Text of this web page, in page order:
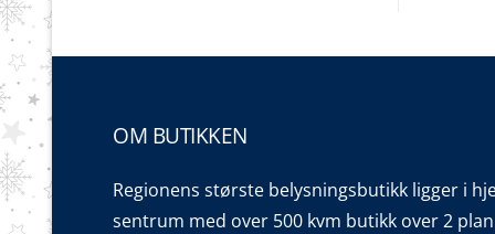
OM BUTIKKEN
Regionens største belysningsbutikk ligger i
sentrum med over 500 kvm butikk over 2